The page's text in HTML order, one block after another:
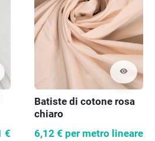
€
visibility
Batiste di cotone rosa
chiaro
6,12 € per metro lineare